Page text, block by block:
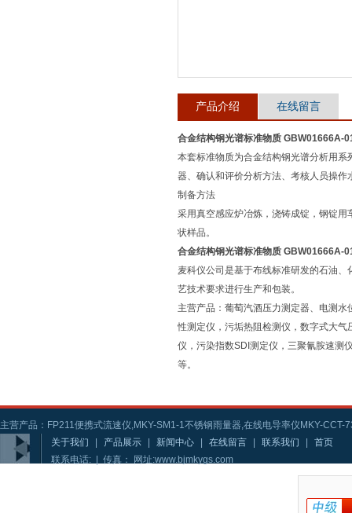
产品介绍 在线留言
合金结构钢光谱标准物质 GBW01666A-
本套标准物质为合金结构钢光谱分析用
器、确认和评价分析方法、考核人员操
制备方法
采用真空感应炉冶炼，浇铸成锭，钢锭
状样品。
合金结构钢光谱标准物质 GBW01666A-
麦科仪公司是基于布线标准研发的石油
艺技术要求进行生产和包装。
主营产品：葡萄汽酒压力测定器、电测
性测定仪，污垢热阻检测仪，数字式大
仪，污染指数SDI测定仪，三聚氰胺速测
等。
主营产品：FP211便携式流速仪,MKY-SM1-1不锈钢雨量器,在线电导率仪MKY-CCT-
关于我们
产品展示 新闻中心 在线留言 联系我们
首页
联系电话: | 传真： 网址:www.bjmkygs.com